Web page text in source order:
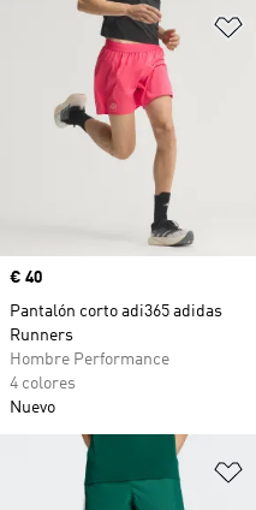
Precio
€ 40
Pantalón corto adi365 adidas
Runners
Hombre Performance
4 colores
Nuevo